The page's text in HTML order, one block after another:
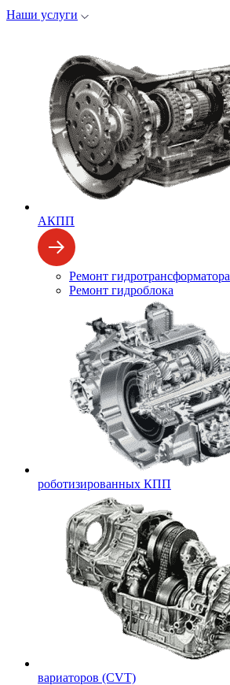
Наши услуги
АКПП
Ремонт гидротрансформатора
Ремонт гидроблока
роботизированных КПП
вариаторов (CVT)